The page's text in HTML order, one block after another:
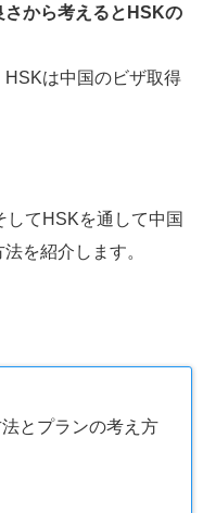
から考えるとHSKの
HSKは中国のビザ取得
てHSKを通して中国
を紹介します。
とプランの考え方